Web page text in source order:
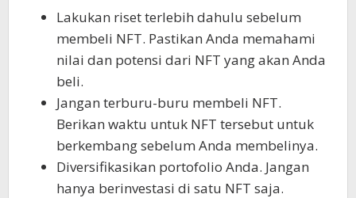
Lakukan riset terlebih dahulu sebelum
membeli NFT. Pastikan Anda memahami
nilai dan potensi dari NFT yang akan Anda
beli.
Jangan terburu-buru membeli NFT.
Berikan waktu untuk NFT tersebut untuk
berkembang sebelum Anda membelinya.
Diversifikasikan portofolio Anda. Jangan
hanya berinvestasi di satu NFT saja.